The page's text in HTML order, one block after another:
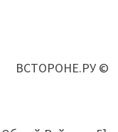
ВСТОРОНЕ.РУ ©